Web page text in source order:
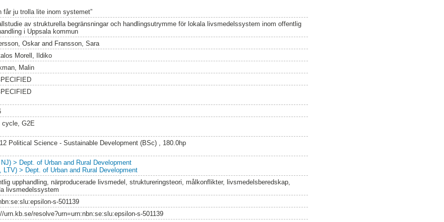
får ju trolla lite inom systemet”
av strukturella begränsningar och handlingsutrymme för lokala livsmedelssystem inom offentlig
i Uppsala kommun
Oskarand Fransson, Sara
Morell, Ildiko
Malin
cycle, G2E
Political Science - Sustainable Development (BSc) , 180.0hp
> Dept. of Urban and Rural Development
LTV) > Dept. of Urban and Rural Development
upphandling, närproducerade livsmedel, struktureringsteori, målkonflikter, livsmedelsberedskap,
livsmedelssystem
s-501139
urn.kb.se/resolve?urn=urn:nbn:se:slu:epsilon-s-501139